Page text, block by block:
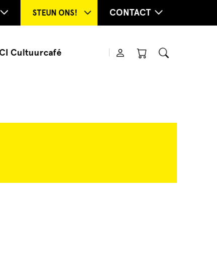
STEUN ONS! CONTACT
Cultuurcafé